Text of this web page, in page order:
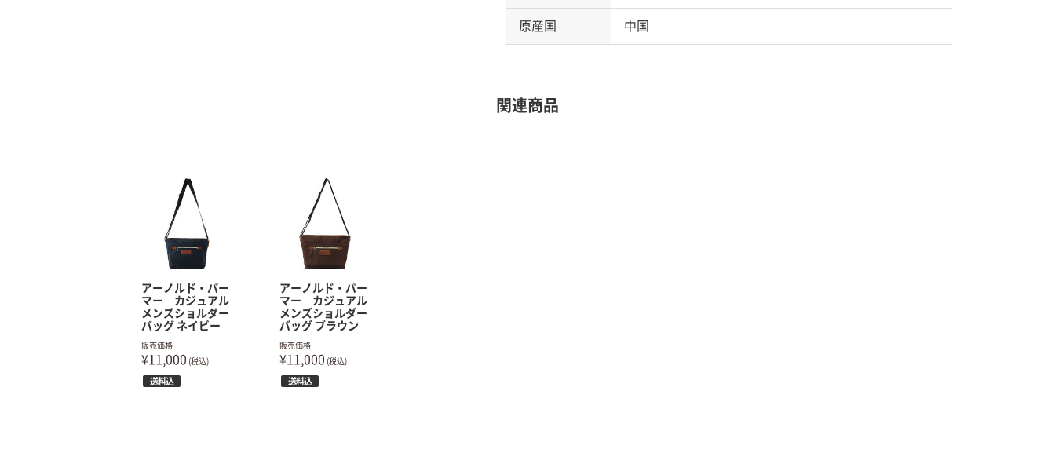
原産国 中国
関連商品
アーノルド・パー
マー カジュアル
メンズショルダー
バッグ ネイビー
販売価格
¥11,000 (税込)
送料込
アーノルド・パー
マー カジュアル
メンズショルダー
バッグ ブラウン
販売価格
¥11,000 (税込)
送料込